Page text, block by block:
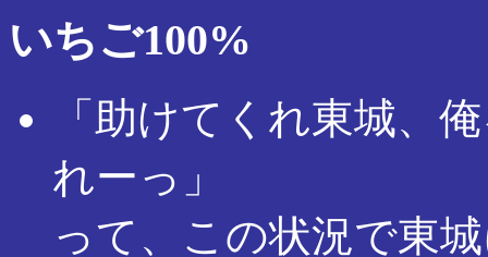
いちご100%
「助けてくれ東城、
れーっ」
って、この状況で東